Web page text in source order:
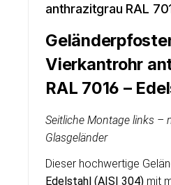
anthrazitgrau RAL
Vierkantrohr
RAL 7016 –
Seitliche Montage links –
Glasgeländer
Dieser hochwertige
Edelstahl (AISI 304) mit